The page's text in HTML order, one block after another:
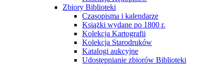
Zbiory Biblioteki
Czasopisma i kalendarze
Książki wydane po 1800 r.
Kolekcja Kartografii
Kolekcja Starodruków
Katalogi aukcyjne
Udostępnianie zbiorów Biblioteki